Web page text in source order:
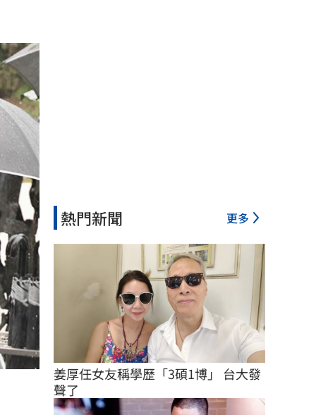
熱門新聞 更多
姜厚任女友稱學歷「3碩1博」 台大發
聲了